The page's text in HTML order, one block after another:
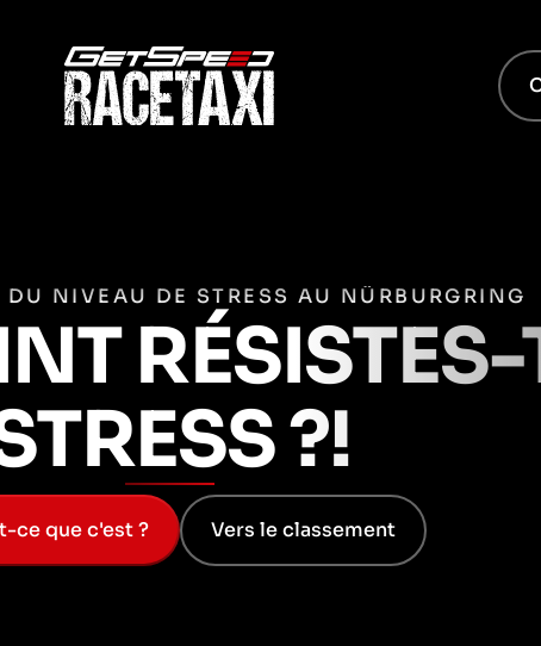
NIVEAU DE STRESS AU NÜRBURGRING
?!
ce que c'est ? Vers le classement